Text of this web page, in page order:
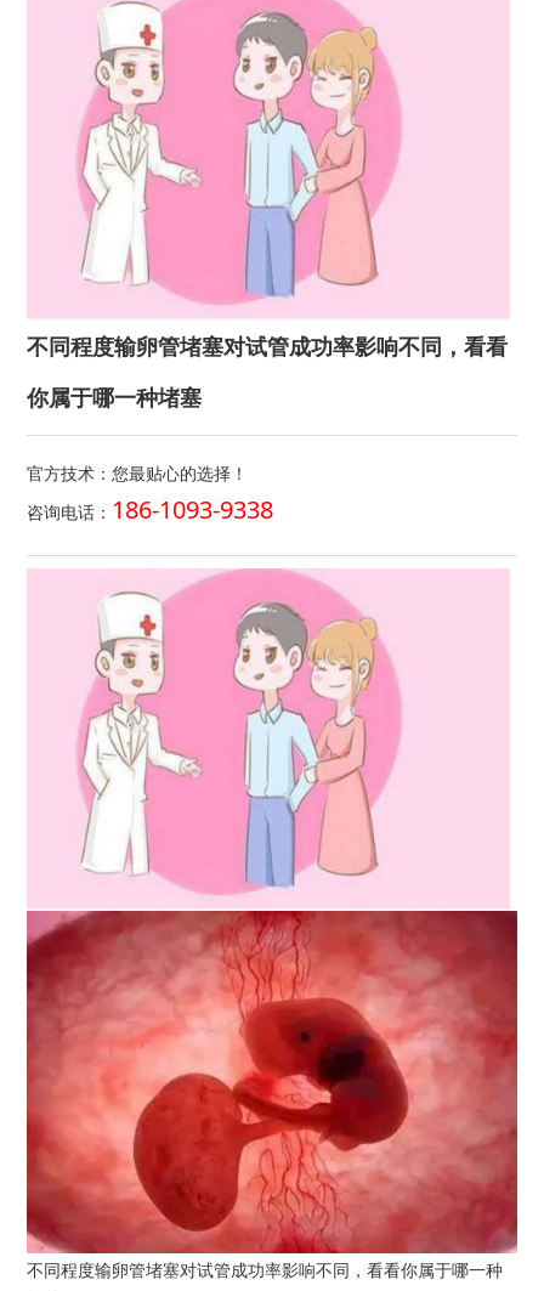
不同程度输卵管堵塞对试管成功率影响不同，看看
你属于哪一种堵塞
官方技术：您最贴心的选择！
咨询电话： 186-1093-9338
不同程度输卵管堵塞对试管成功率影响不同，看看你属于哪一种